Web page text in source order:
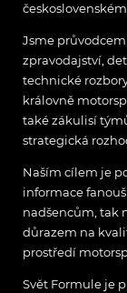
Jsme
zpravodajství,
technické
královně
také zákulisí
strategická
Naším cílem je
informace
nadšencům, tak
důrazem na
prostředí
Svět Formule je